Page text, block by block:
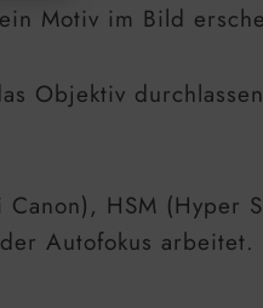
Motiv im Bild
Objektiv
HSM (Hyper
Autofokus